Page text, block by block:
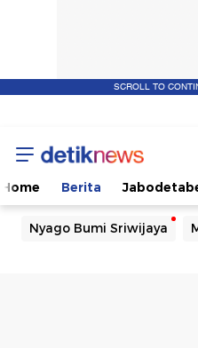
SCROLL TO
Home Berita
Nyago Bumi Sriwijaya